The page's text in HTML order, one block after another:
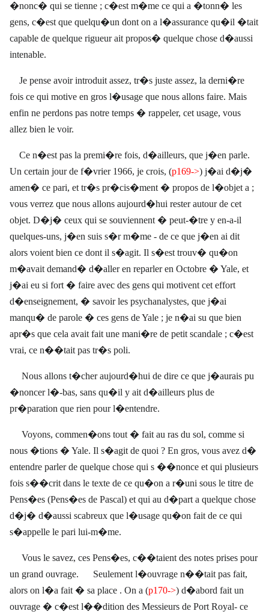
�nonc� qui se tienne ; c�est m�me ce qui a �tonn� les
gens, c�est que quelqu�un dont on a l�assurance qu�il �tait
capable de quelque rigueur ait propos� quelque chose d�aussi
intenable.
Je pense avoir introduit assez, tr�s juste assez, la derni�re
fois ce qui motive en gros l�usage que nous allons faire. Mais
enfin ne perdons pas notre temps � rappeler, cet usage, vous
allez bien le voir.
Ce n�est pas la premi�re fois, d�ailleurs, que j�en parle.
Un certain jour de f�vrier 1966, je crois, (p169->) j�ai d�j�
amen� ce pari, et tr�s pr�cis�ment � propos de l�objet a ;
vous verrez que nous allons aujourd�hui rester autour de cet
objet. D�j� ceux qui se souviennent � peut-�tre y en-a-il
quelques-uns, j�en suis s�r m�me - de ce que j�en ai dit
alors voient bien ce dont il s�agit. Il s�est trouv� qu�on
m�avait demand� d�aller en reparler en Octobre � Yale, et
j�ai eu si fort � faire avec des gens qui motivent cet effort
d�enseignement, � savoir les psychanalystes, que j�ai
manqu� de parole � ces gens de Yale ; je n�ai su que bien
apr�s que cela avait fait une mani�re de petit scandale ; c�est
vrai, ce n��tait pas tr�s poli.
Nous allons t�cher aujourd�hui de dire ce que j�aurais pu
�noncer l�-bas, sans qu�il y ait d�ailleurs plus de
pr�paration que rien pour l�entendre.
Voyons, commen�ons tout � fait au ras du sol, comme si
nous �tions � Yale. Il s�agit de quoi ? En gros, vous avez d�
entendre parler de quelque chose qui s ��nonce et qui plusieurs
fois s��crit dans le texte de ce qu�on a r�uni sous le titre de
Pens�es (Pens�es de Pascal) et qui au d�part a quelque chose
d�j� d�aussi scabreux que l�usage qu�on fait de ce qui
s�appelle le pari lui-m�me.
Vous le savez, ces Pens�es, c��taient des notes prises pour
un grand ouvrage. Seulement l�ouvrage n��tait pas fait,
alors on l�a fait � sa place . On a (p170->) d�abord fait un
ouvrage � c�est l��dition des Messieurs de Port Royal- ce